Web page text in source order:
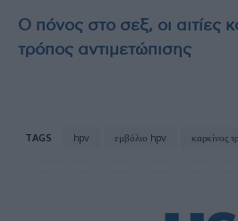
Ο πόνος στο σεξ, οι αιτίες
τρόπος αντιμετώπισης
TAGS hpv εμβόλιο hpv καρκίνος